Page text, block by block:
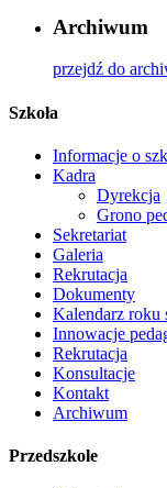
Archiwum
przejdź do
Szkoła
Informacje o
Kadra
Dyrekcja
Grono
Sekretariat
Galeria
Rekrutacja
Dokumenty
Kalendarz roku
Innowacje
Rekrutacja
Konsultacje
Kontakt
Archiwum
Przedszkole